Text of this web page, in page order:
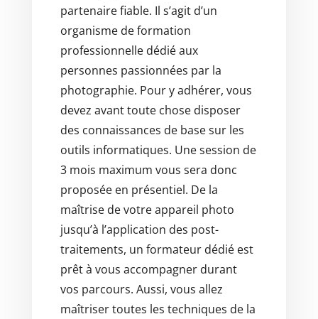
partenaire fiable. Il s’agit d’un
organisme de formation
professionnelle dédié aux
personnes passionnées par la
photographie. Pour y adhérer, vous
devez avant toute chose disposer
des connaissances de base sur les
outils informatiques. Une session de
3 mois maximum vous sera donc
proposée en présentiel. De la
maîtrise de votre appareil photo
jusqu’à l’application des post-
traitements, un formateur dédié est
prêt à vous accompagner durant
vos parcours. Aussi, vous allez
maîtriser toutes les techniques de la